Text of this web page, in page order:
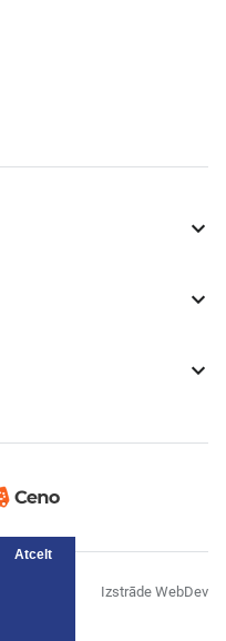
Atcelt
Izstrāde WebDev